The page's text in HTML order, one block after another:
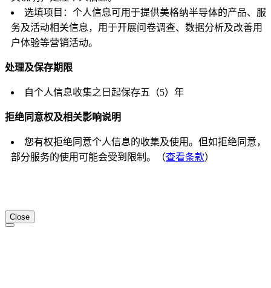
选填项目：个人信息可用于提供美格纳半导体的产品、服
务及活动相关信息，用于开展问卷调查、数据分析及改善用
户体验等营销活动。
处理及保存期限
自个人信息收集之日起保存五（5）年
拒绝同意权及相关影响说明
您有权拒绝同意个人信息的收集及使用。但如拒绝同意，
部分服务的使用可能会受到限制。（查看条款）
Close